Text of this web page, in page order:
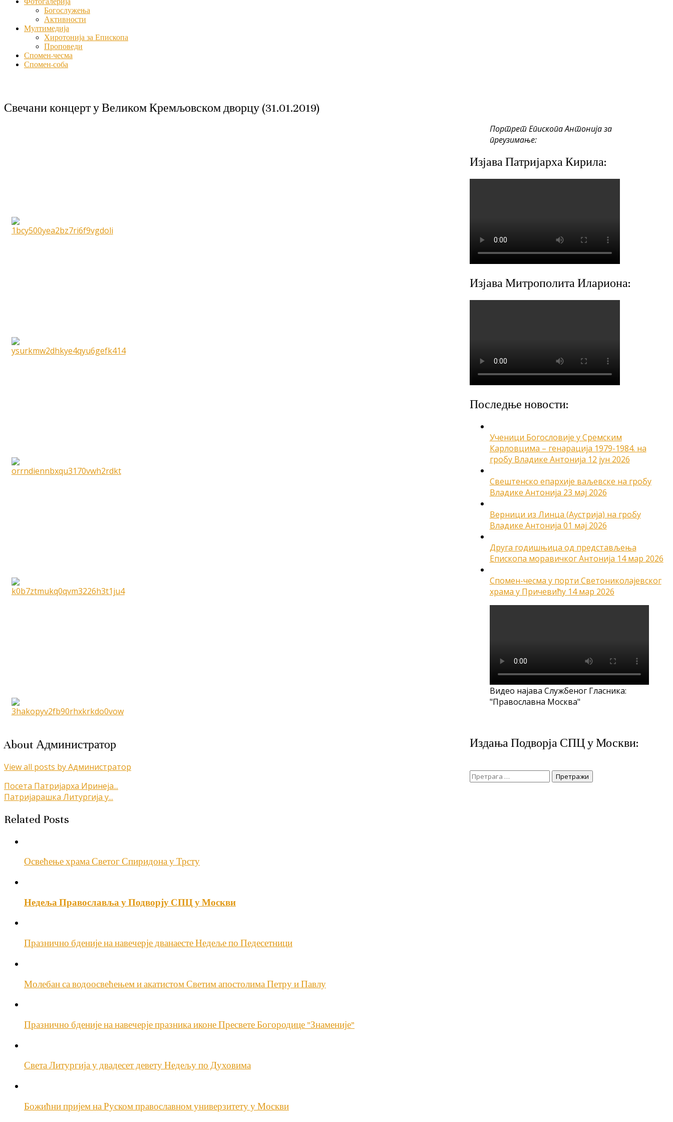
Богослужења
Активности
Мултимедија
Хиротонија за Епископа
Проповеди
Спомен-чесма
Спомен-соба
Свечани концерт у Великом Кремљовском дворцу (31.01.2019)
About Администратор
View all posts by Администратор
Кретање
чланка
Посета Патријарха Иринеја...
Патријарашка Литургија у...
Related Posts
Освећење храма Светог Спиридона у Трсту
Недеља Православља у Подворју СПЦ у Москви
Празнично бденије на навечерје дванаесте Недеље по Педесетници
Молебан са водоосвећењем и акатистом Светим апостолима Петру и Павлу
Празнично бденије на навечерје празника иконе Пресвете Богородице ”Знаменије”
Света Литургија у двадесет девету Недељу по Духовима
Божићни пријем на Руском православном универзитету у Москви
Портрет Епископа Антонија за
преузимање:
Изјава Патријарха Кирила:
Изјава Митрополита Илариона:
Последње новости:
Ученици Богословије у Сремским
Карловцима – генарација 1979-1984. на
гробу Владике Антонија 12 јун 2026
Свештенско епархије ваљевске на гробу
Владике Антонија 23 мај 2026
Верници из Линца (Аустрија) на гробу
Владике Антонија 01 мај 2026
Друга годишњица од представљења
Епископа моравичког Антонија 14 мар 2026
Спомен-чесма у порти Светониколајевског
храма у Причевићу 14 мар 2026
Видео најава Службеног Гласника:
"Православна Москва"
Издања Подворја СПЦ у Москви:
Претрага